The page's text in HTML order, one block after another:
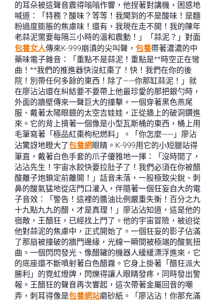
的耳朵被這聲音震得嗡嗡作響，他捏著對講機，困惑地
喊道：「特務？酸味？等等！我聞到的不是酸味！是麵
粉過度膨脹的焦慮味！還有，我現在走不開！我的陳年
老蒜泥需要每隔三小時的溫和震動！」「蒜泥？」對面
包養女人傳來K-999崩潰的尖叫聲， 包養帶著濃濃的中
藥味電子雜音：「重點不是蒜泥！重點是**時空正在彎
曲！**我們的推進器快沒紅棗了！快！我們在你的後
院！別帶任何多餘的東西！除了——你那缸蒜泥！」就
在廖沾沾還在糾結要不要帶上他最珍愛的那把銀勺時，
外面的牆壁傳來一聲巨大的撞擊。一個穿著黑色燕尾
服、戴著太陽眼鏡的太空吉娃娃，正從牆上的破洞鑽進
來。它的背上揹著一個像是小型瓦斯桶的東西，桶上用
毛筆寫著「極品紅棗枸杞燃料」。「你怎麼——」廖沾
沾驚訝地瞪大了包養網 眼睛。K-999用它的小短腿站得
筆直，戴著白色手套的爪子優雅地一揮：「沒時間了，
沾沾先生！宇宙水餃快要拉肚子了！我們必須在你被醋
酸離子炮鎖定前離開！」話音未落，一股極致尖銳、刺
鼻的酸氣猛地從店門口灌入，伴隨著一個狂妄自大的電
子音效：「警告！這裡的醬油比例嚴重失衡！百分之九
十九點九九的醋，才是真理！」廖沾沾知道，這是他的
宿敵，王醋狂，已經找上門了。他的宇宙冒險，被迫從
他對蒜泥的焦慮中，正式開始了。一個狂妄的影子佔滿
了那扇被撞破的牆門邊緣，光線一瞬間被極端的酸氣扭
曲。一個閃閃發光、像醋罐的機器人緩緩漂浮進來，它
的底座還不斷噴射著白色醋霧。它身上掛著「醋狂派大
勝利」的霓虹燈牌，閃爍得讓人眼睛發疼，同時發出警
報。王醋狂的聲音再次響起，這次帶著金屬回音的嘲
弄，刺耳得像是包養網站磨砂紙。「廖沾沾！你那充滿